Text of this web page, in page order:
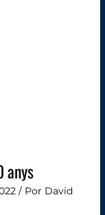
anys
/ Por David